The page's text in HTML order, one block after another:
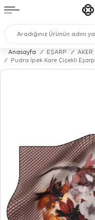
Anasayfa / EŞARP / AKER
/
Pudra İpek Kare Çiçekli Eşarp